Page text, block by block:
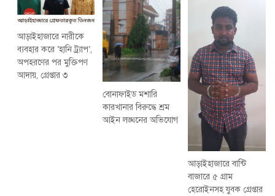
আড়াইহাজারে নারীকে
ব্যবহার করে ‘হানি ট্র্যাপ’,
অপহরণের পর মুক্তিপণ
আদায়, গ্রেপ্তার ৩
বোনাফাইড মশারি
কারখানার বিরুদ্ধে শ্রম
আইন লঙ্ঘনের অভিযোগ
আড়াইহাজারে বান্টি
বাজারে ৫ গ্রাম
হেরোইনসহ যুবক গ্রেপ্তার